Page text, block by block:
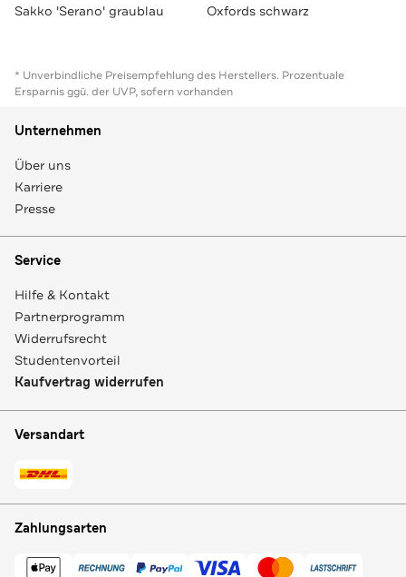
Sakko 'Serano' graublau Oxfords schwarz
* Unverbindliche Preisempfehlung des Herstellers. Prozentuale
Ersparnis ggü. der UVP, sofern vorhanden
Unternehmen
Über uns
Karriere
Presse
Service
Hilfe & Kontakt
Partnerprogramm
Widerrufsrecht
Studentenvorteil
Kaufvertrag widerrufen
Versandart
Zahlungsarten